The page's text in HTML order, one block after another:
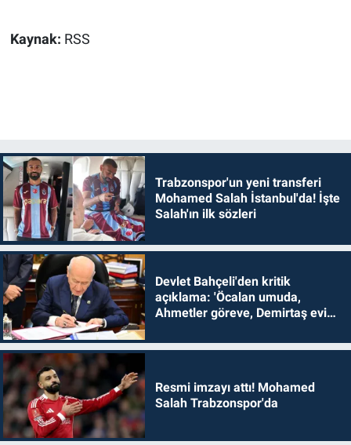
Kaynak: RSS
Trabzonspor'un yeni transferi
Mohamed Salah İstanbul'da! İşte
Salah'ın ilk sözleri
Devlet Bahçeli'den kritik
açıklama: 'Öcalan umuda,
Ahmetler göreve, Demirtaş evine
Resmi imzayı attı! Mohamed
Salah Trabzonspor'da